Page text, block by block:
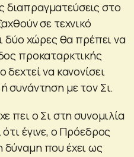
διαπραγματεύσεις στο
σε τεχνικό
δύο χώρες θα πρέπει να
προκαταρκτικής
να κανονίσει
συνάντηση με τον Σι.
πει ο Σι στη συνομιλία
έγινε, ο Πρόεδρος
που έχει ως